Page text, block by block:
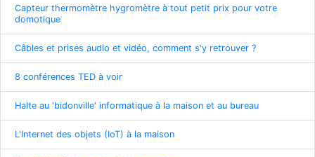
Capteur thermomètre hygromètre à tout petit prix pour votre
domotique
Câbles et prises audio et vidéo, comment s'y retrouver ?
8 conférences TED à voir
Halte au 'bidonville' informatique à la maison et au bureau
L'Internet des objets (IoT) à la maison